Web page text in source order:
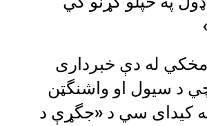
مخکي له دې خبرداری
د سیول او واشنگټن
کیدای سي د «جگړې د